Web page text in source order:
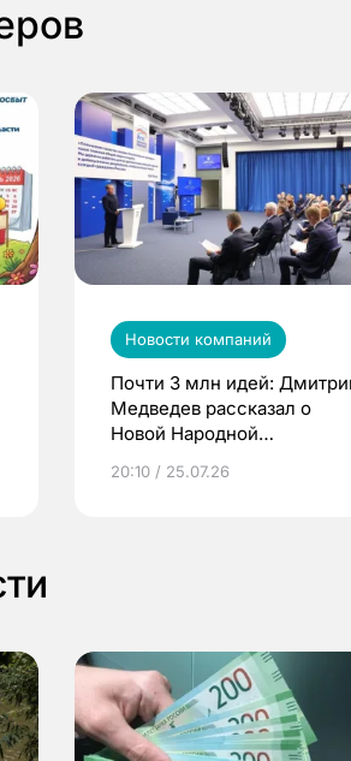
Новости компаний
Почти 3 млн идей:
Медведев рассказал о
Новой Народной
20:10 / 25.07.26